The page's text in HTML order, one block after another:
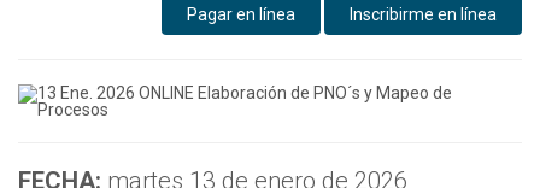
Pagar en línea Inscribirme en línea
FECHA: martes 13 de enero de 2026